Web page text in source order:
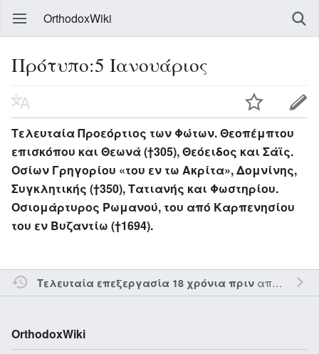
OrthodoxWiki
Πρότυπο:5 Ιανουάριος
Τελευταία Προεόρτιος των Φώτων. Θεοπέμπτου
επισκόπου και Θεωνά (†305), Θεόειδος και Σάϊς.
Οσίων Γρηγορίου «του εν τω Ακρίτα», Δομνίνης,
Συγκλητικής (†350), Τατιανής και Φωστηρίου.
Οσιομάρτυρος Ρωμανού, του από Καρπενησίου
του εν Βυζαντίω (†1694).
Τελευταία επεξεργασία 18 χρόνια πριναπό τον την
OrthodoxWiki